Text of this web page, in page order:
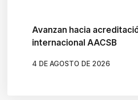
Avanzan hacia
internacional AACSB
4 DE AGOSTO DE 2026